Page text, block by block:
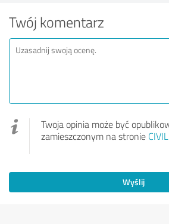
Twój komentarz
Twoja opinia może być
zamieszczonym na stronie
Wyślij